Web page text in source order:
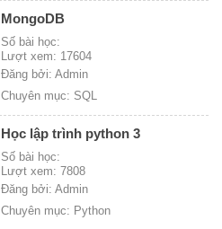
MongoDB
Số bài học:
Lượt xem: 17604
Đăng bởi: Admin
Chuyên mục: SQL
Học lập trình python 3
Số bài học:
Lượt xem: 7808
Đăng bởi: Admin
Chuyên mục: Python